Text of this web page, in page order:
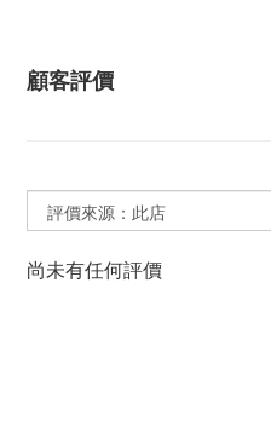
顧客評價
尚未有任何評價